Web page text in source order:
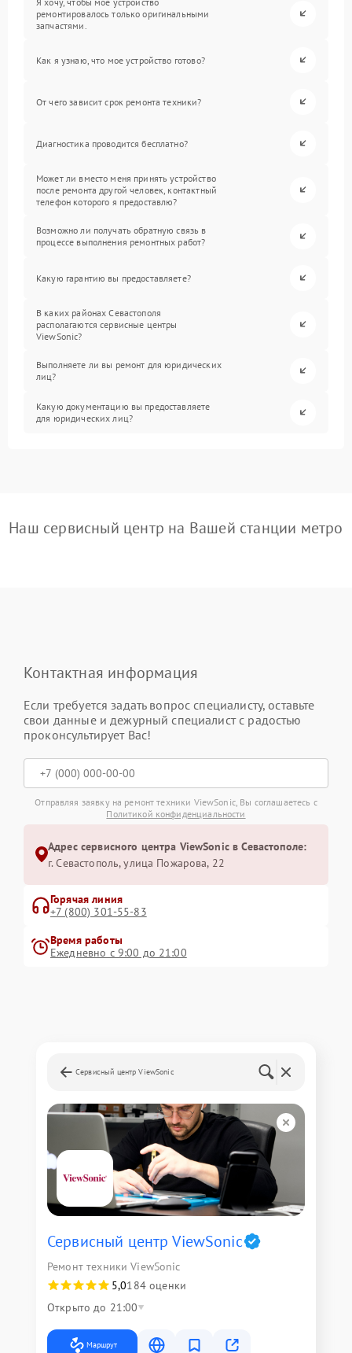
ремонтировалось только оригинальными
запчастями.
Как я узнаю, что мое устройство готово?
От чего зависит срок ремонта техники?
Диагностика проводится бесплатно?
Может ли вместо меня принять устройство
после ремонта другой человек, контактный
телефон которого я предоставлю?
Возможно ли получать обратную связь в
процессе выполнения ремонтных работ?
Какую гарантию вы предоставляете?
В каких районах Севастополя
располагаются сервисные центры
ViewSonic?
Выполняете ли вы ремонт для юридических
лиц?
Какую документацию вы предоставляете
для юридических лиц?
Наш сервисный центр на Вашей станции метро
Контактная информация
Если требуется задать вопрос специалисту, оставьте
свои данные и дежурный специалист с радостью
проконсультирует Вас!
Отправляя заявку на ремонт техники ViewSonic, Вы соглашаетесь с
Политикой конфиденциальности
Адрес сервисного центра ViewSonic в Севастополе:
г. Севастополь, улица Пожарова, 22
Горячая линия
+7 (800) 301-55-83
Время работы
Ежедневно с 9:00 до 21:00
Сервисный центр ViewSonic
Сервисный центр ViewSonic
Ремонт техники ViewSonic
5,0184 оценки
Открыто до 21:00
Маршрут